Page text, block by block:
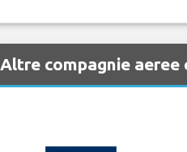
Altre compagnie aeree